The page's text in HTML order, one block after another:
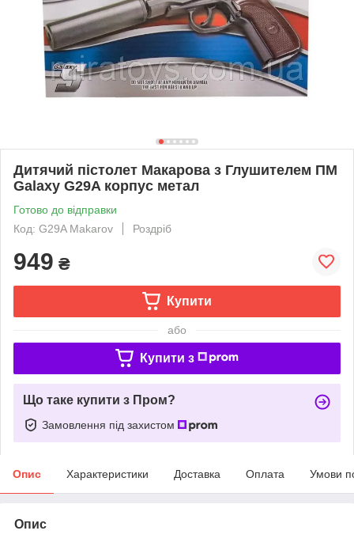
Дитячий пістолет Макарова з Глушителем ПМ
Galaxy G29A корпус метал
Готово до відправки
Код: G29A Makarov
Роздріб
949 ₴
Купити
або
Купити з
Що таке купити з Пром?
Замовлення під захистом
Опис Характеристики Доставка Оплата Умови
Опис